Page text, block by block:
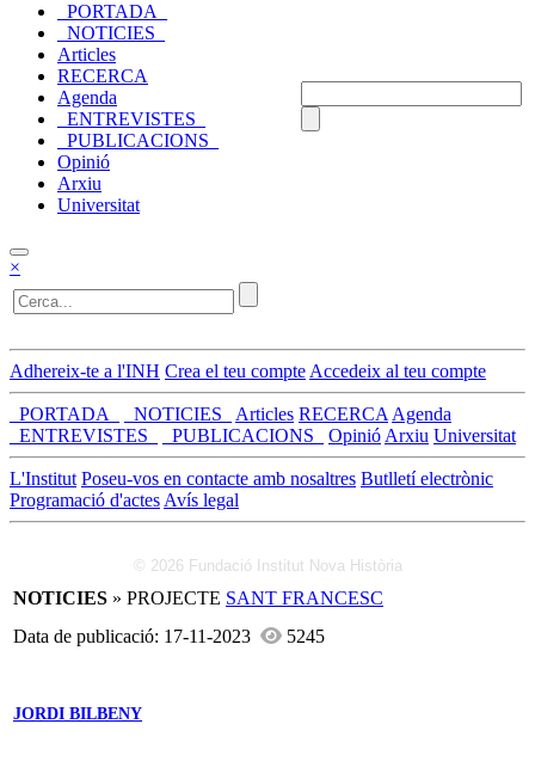
_PORTADA_
_NOTICIES_
Articles
RECERCA
Agenda
_ENTREVISTES_
_PUBLICACIONS_
Opinió
Arxiu
Universitat
×
Adhereix-te a l'INH Crea el teu compte Accedeix al teu compte
_PORTADA_ _NOTICIES_ Articles RECERCA Agenda
_ENTREVISTES_
_PUBLICACIONS_ Opinió Arxiu Universitat
L'Institut Poseu-vos en contacte amb nosaltres Butlletí electrònic
Programació d'actes Avís legal
© 2026 Fundació Institut Nova Història
NOTICIES » PROJECTE SANT FRANCESC
Data de publicació: 17-11-2023
5245
JORDI BILBENY